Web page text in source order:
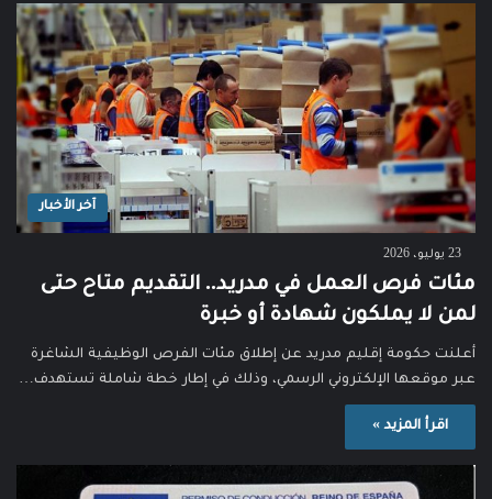
آخر الأخبار
23 يوليو، 2026
مئات فرص العمل في مدريد.. التقديم متاح حتى
لمن لا يملكون شهادة أو خبرة
أعلنت حكومة إقليم مدريد عن إطلاق مئات الفرص الوظيفية الشاغرة
عبر موقعها الإلكتروني الرسمي، وذلك في إطار خطة شاملة تستهدف…
اقرأ المزيد »